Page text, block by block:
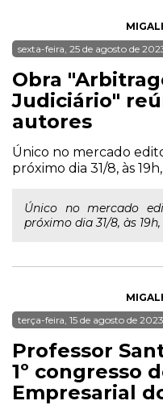
sexta-feira, 25 de agosto de
Obra
Judiciário"
autores
Único no mercado
próximo dia 31/8, às
Único no mercado
próximo dia 31/8, às 19h,
terça-feira, 15 de agosto de 2023
Professor
1º congresso
Empresarial